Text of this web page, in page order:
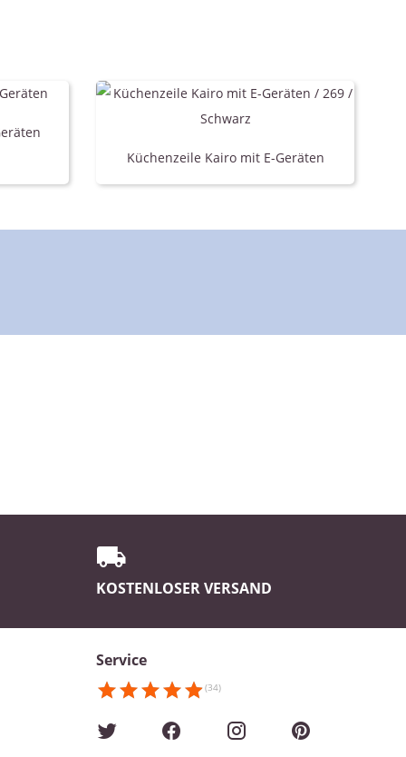
Küchenzeile Kairo mit E-Geräten
KOSTENLOSER VERSAND
Service